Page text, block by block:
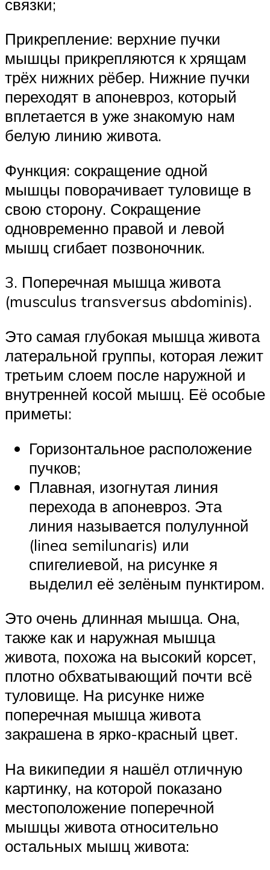
связки;
Прикрепление: верхние пучки
мышцы прикрепляются к хрящам
трёх нижних рёбер. Нижние пучки
переходят в апоневроз, который
вплетается в уже знакомую нам
белую линию живота.
Функция: сокращение одной
мышцы поворачивает туловище в
свою сторону. Сокращение
одновременно правой и левой
мышц сгибает позвоночник.
3. Поперечная мышца живота
(musculus transversus abdominis).
Это самая глубокая мышца живота
латеральной группы, которая лежит
третьим слоем после наружной и
внутренней косой мышц. Её особые
приметы:
Горизонтальное расположение
пучков;
Плавная, изогнутая линия
перехода в апоневроз. Эта
линия называется полулунной
(linea semilunaris) или
спигелиевой, на рисунке я
выделил её зелёным пунктиром.
Это очень длинная мышца. Она,
также как и наружная мышца
живота, похожа на высокий корсет,
плотно обхватывающий почти всё
туловище. На рисунке ниже
поперечная мышца живота
закрашена в ярко-красный цвет.
На википедии я нашёл отличную
картинку, на которой показано
местоположение поперечной
мышцы живота относительно
остальных мышц живота: